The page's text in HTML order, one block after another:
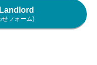
せフォーム)